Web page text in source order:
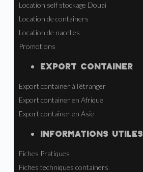
Location self stockage Douai
Location de containers
Location de nacelles
Promotions
EXPORT CONTAINER
Export container à l'étranger
Export container en Afrique
Export container en Asie
INFORMATIONS UTILES
Fiches Pratiques
Fiches techniques containers